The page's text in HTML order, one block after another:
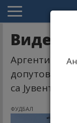
Видео:
Аргентински
допутовао
са Јувентусом.
ФУДБАЛ